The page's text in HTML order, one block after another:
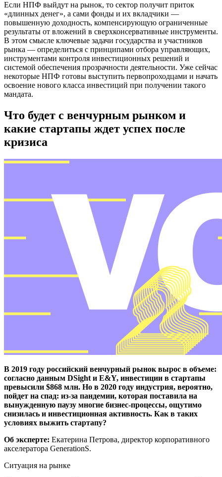
Если НПФ выйдут на рынок, то сектор получит приток
«длинных денег», а сами фонды и их вкладчики —
повышенную доходность, компенсирующую ограниченные
результаты от вложений в сверхконсервативные инструменты.
В этом смысле ключевые задачи государства и участников
рынка — определиться с принципами отбора управляющих,
инструментами контроля инвестиционных решений и
системой обеспечения прозрачности деятельности. Уже сейчас
некоторые НПФ готовы выступить первопроходцами и начать
освоение нового класса инвестиций при получении такого
мандата.
Что будет с венчурным рынком и
какие стартапы ждет успех после
кризиса
В 2019 году российский венчурный рынок вырос в объеме:
согласно данным DSight и E&Y, инвестиции в стартапы
превысили $868 млн. Но в 2020 году индустрия, вероятно,
пойдет на спад: из-за пандемии, которая поставила на
вынужденную паузу многие бизнес-процессы, ощутимо
снизилась и инвестиционная активность. Как в таких
условиях выжить стартапу?
Об эксперте: Екатерина Петрова, директор корпоративного
акселератора GenerationS.
Ситуация на рынке